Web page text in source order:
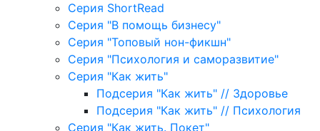
Серия ShortRead
Серия "В помощь бизнесу"
Серия "Топовый нон-фикшн"
Серия "Психология и саморазвитие"
Серия "Как жить"
Подсерия "Как жить" // Здоровье
Подсерия "Как жить" // Психология
Серия "Как жить. Покет"